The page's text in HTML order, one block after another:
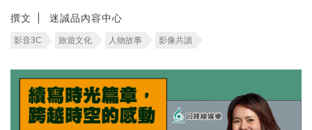
撰文 迷誠品內容中心
影音3C 旅遊文化 人物故事 影像共讀